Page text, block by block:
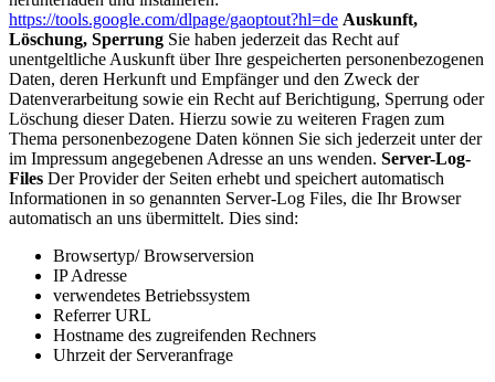
https://tools.google.com/dlpage/gaoptout?hl=de Auskunft,
Löschung, Sperrung Sie haben jederzeit das Recht auf
unentgeltliche Auskunft über Ihre gespeicherten personenbezogenen
Daten, deren Herkunft und Empfänger und den Zweck der
Datenverarbeitung sowie ein Recht auf Berichtigung, Sperrung oder
Löschung dieser Daten. Hierzu sowie zu weiteren Fragen zum
Thema personenbezogene Daten können Sie sich jederzeit unter der
im Impressum angegebenen Adresse an uns wenden. Server-Log-
Files Der Provider der Seiten erhebt und speichert automatisch
Informationen in so genannten Server-Log Files, die Ihr Browser
automatisch an uns übermittelt. Dies sind:
Browsertyp/ Browserversion
IP Adresse
verwendetes Betriebssystem
Referrer URL
Hostname des zugreifenden Rechners
Uhrzeit der Serveranfrage